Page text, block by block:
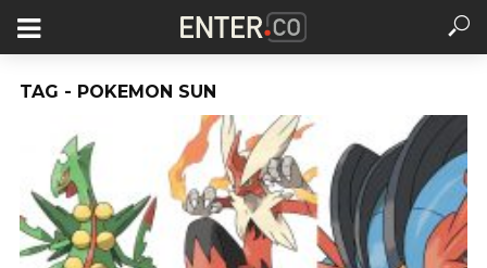
TAG - POKEMON SUN